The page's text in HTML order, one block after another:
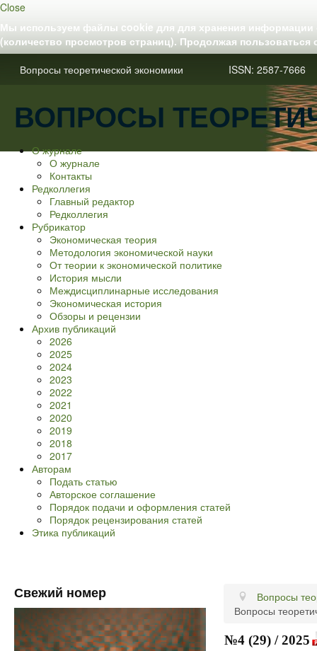
Close
Мы используем файлы cookie для для хранения информации
(количество просмотров страниц). Продолжая
Вопросы теоретической экономики ISSN: 2587-7666
ВОПРОСЫ
О журнале
О журнале
Контакты
Редколлегия
Главный редактор
Редколлегия
Рубрикатор
Экономическая теория
Методология экономической науки
От теории к экономической политике
История мысли
Междисциплинарные исследования
Экономическая история
Обзоры и рецензии
Архив публикаций
2026
2025
2024
2023
2022
2021
2020
2019
2018
2017
Авторам
Подать статью
Авторское соглашение
Порядок подачи и оформления статей
Порядок рецензирования статей
Этика публикаций
Свежий номер
Вопросы
Вопросы
№4 (29) / 2025